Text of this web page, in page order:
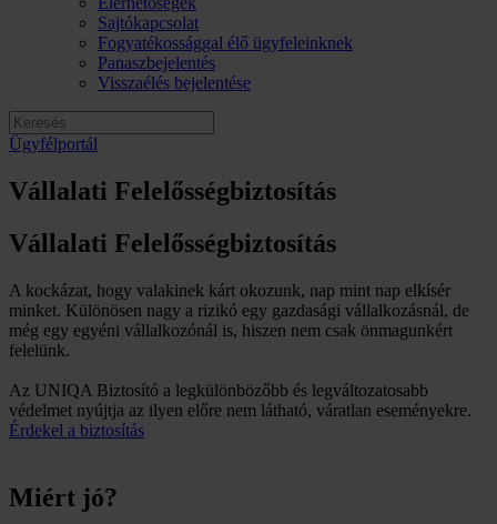
Sajtókapcsolat
Fogyatékossággal élő ügyfeleinknek
Panaszbejelentés
Visszaélés bejelentése
Ügyfélportál
Vállalati Felelősségbiztosítás
Vállalati Felelősségbiztosítás
A kockázat, hogy valakinek kárt okozunk, nap mint nap elkísér
minket. Különösen nagy a rizikó egy gazdasági vállalkozásnál, de
még egy egyéni vállalkozónál is, hiszen nem csak önmagunkért
felelünk.
Az UNIQA Biztosító a legkülönbözőbb és legváltozatosabb
védelmet nyújtja az ilyen előre nem látható, váratlan eseményekre.
Érdekel a biztosítás
Miért jó?